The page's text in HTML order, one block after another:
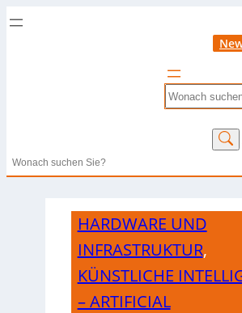
Search
Search
HARDWARE UND
INFRASTRUKTUR,
KÜNSTLICHE
– ARTIFICIAL